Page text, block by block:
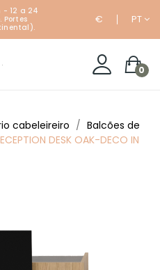
- 12 a 24
Portes
€ PT
0
cabeleireiro
Balcões de
DESK OAK-DECO IN